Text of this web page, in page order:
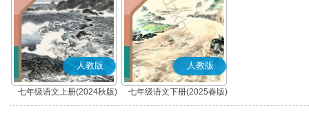
人教版
七年级语文上册(2024秋版)
(部编版)
人教版
七年级语文下册(2025春版)
(部编版)